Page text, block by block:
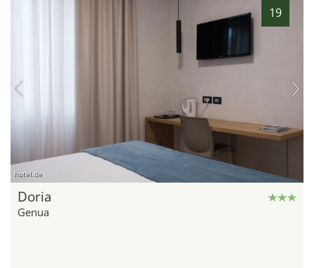
19
hotel.de
Doria
Genua